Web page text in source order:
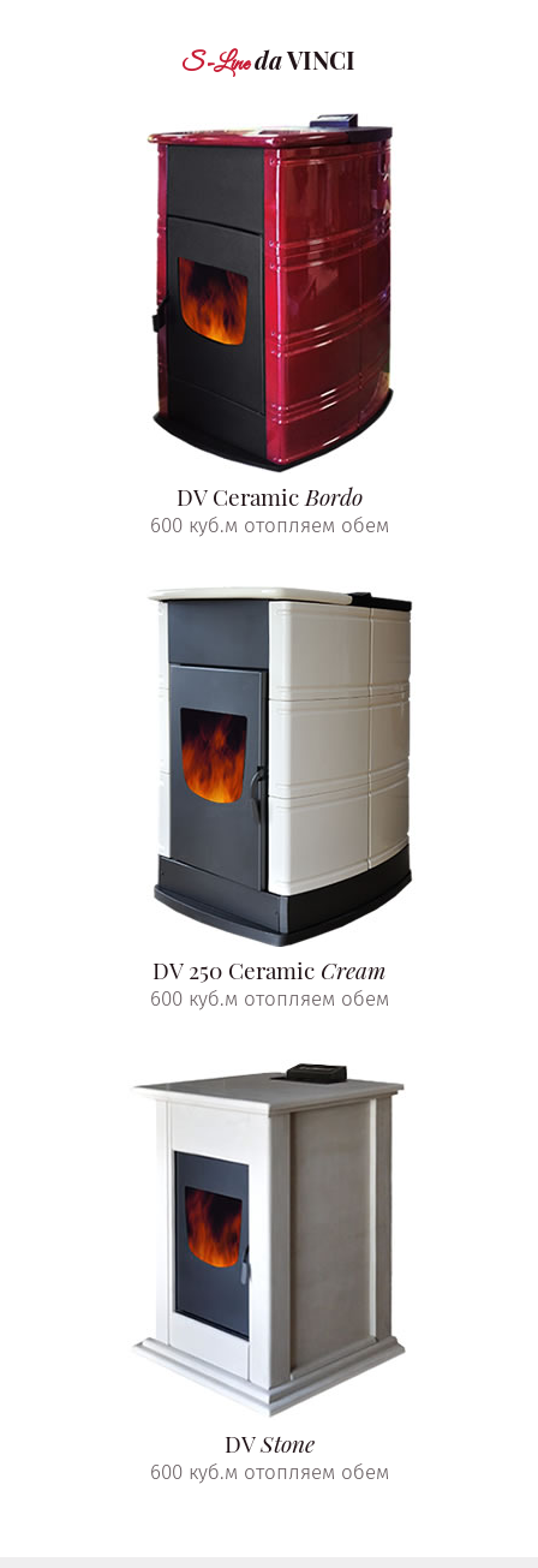
S-Line daVINCI
DV Ceramic Bordo
600 куб.м отопляем обем
DV 250 Ceramic Cream
600 куб.м отопляем обем
DVStone
600 куб.м отопляем обем